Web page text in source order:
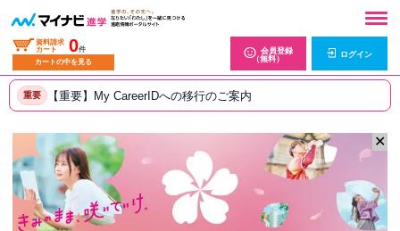
資料請求
カート
0件
カートの中を見る
会員登録
（無料）
ログイン
重要 【重要】My CareerIDへの移行のご案内
✕